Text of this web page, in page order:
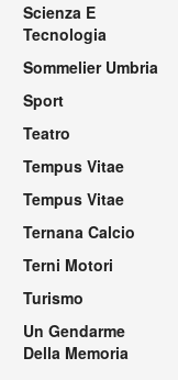
Scienza E
Tecnologia
Sommelier Umbria
Sport
Teatro
Tempus Vitae
Tempus Vitae
Ternana Calcio
Terni Motori
Turismo
Un Gendarme
Della Memoria